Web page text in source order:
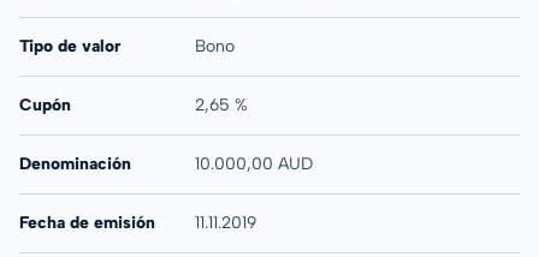
Tipo de valor Bono
Cupón 2,65 %
Denominación 10.000,00 AUD
Fecha de emisión 11.11.2019